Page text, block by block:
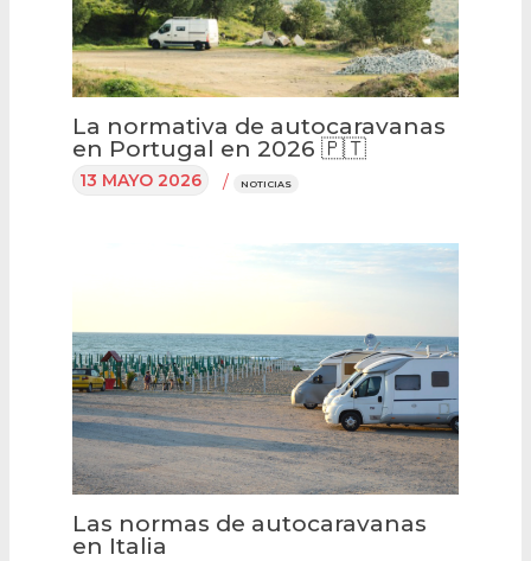
La normativa de autocaravanas
en Portugal en 2026 🇵🇹
13 MAYO 2026 / NOTICIAS
Las normas de autocaravanas
en Italia